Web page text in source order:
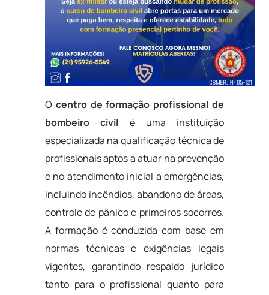
O centro de formação profissional de
bombeiro civil é uma instituição
especializada na qualificação técnica de
profissionais aptos a atuar na prevenção
e no atendimento inicial a emergências,
incluindo incêndios, abandono de áreas,
controle de pânico e primeiros socorros.
A formação é conduzida com base em
normas técnicas e exigências legais
vigentes, garantindo respaldo jurídico
tanto para o profissional quanto para